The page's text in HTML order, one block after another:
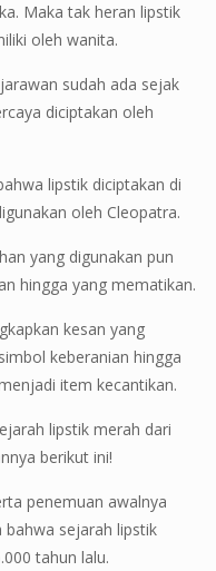
Maka tak heran lipstik
oleh wanita.
sudah ada sejak
diciptakan oleh
lipstik diciptakan di
oleh Cleopatra.
yang digunakan pun
hingga yang mematikan.
kesan yang
keberanian hingga
item kecantikan.
lipstik merah dari
berikut ini!
penemuan awalnya
bahwa sejarah lipstik
tahun lalu.